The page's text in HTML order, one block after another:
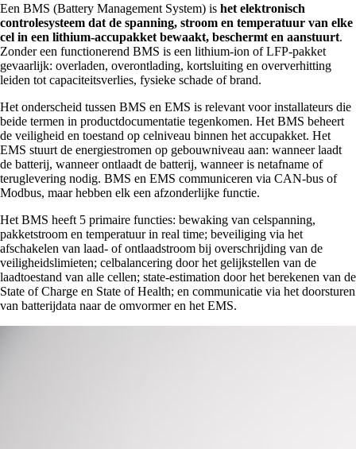
Een BMS (Battery Management System) is het elektronisch
controlesysteem dat de spanning, stroom en temperatuur van elke
cel in een lithium-accupakket bewaakt, beschermt en aanstuurt.
Zonder een functionerend BMS is een lithium-ion of LFP-pakket
gevaarlijk: overladen, overontlading, kortsluiting en oververhitting
leiden tot capaciteitsverlies, fysieke schade of brand.
Het onderscheid tussen BMS en EMS is relevant voor installateurs die
beide termen in productdocumentatie tegenkomen. Het BMS beheert
de veiligheid en toestand op celniveau binnen het accupakket. Het
EMS stuurt de energiestromen op gebouwniveau aan: wanneer laadt
de batterij, wanneer ontlaadt de batterij, wanneer is netafname of
teruglevering nodig. BMS en EMS communiceren via CAN-bus of
Modbus, maar hebben elk een afzonderlijke functie.
Het BMS heeft 5 primaire functies: bewaking van celspanning,
pakketstroom en temperatuur in real time; beveiliging via het
afschakelen van laad- of ontlaadstroom bij overschrijding van de
veiligheidslimieten; celbalancering door het gelijkstellen van de
laadtoestand van alle cellen; state-estimation door het berekenen van de
State of Charge en State of Health; en communicatie via het doorsturen
van batterijdata naar de omvormer en het EMS.